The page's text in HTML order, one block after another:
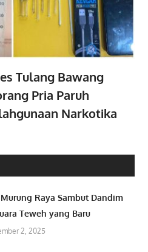
Tulang Bawang
Pria Paruh
Narkotika
Raya Sambut Dandim
Teweh yang Baru
2, 2025